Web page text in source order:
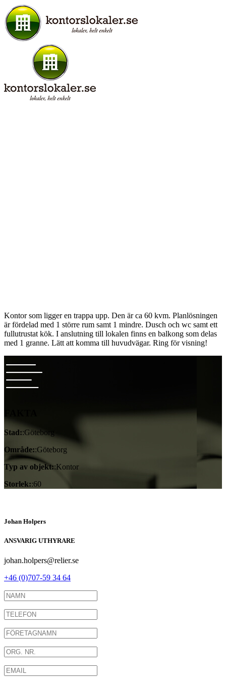
Kontor som ligger en trappa upp. Den är ca 60 kvm. Planlösningen
är fördelad med 1 större rum samt 1 mindre. Dusch och wc samt ett
fullutrustat kök. I anslutning till lokalen finns en balkong som delas
med 1 granne. Lätt att komma till huvudvägar. Ring för visning!
Stad::Göteborg
Område::Göteborg
Typ av objekt::Kontor
Storlek::60
Johan Holpers
ANSVARIG UTHYRARE
johan.holpers@relier.se
+46 (0)707-59 34 64